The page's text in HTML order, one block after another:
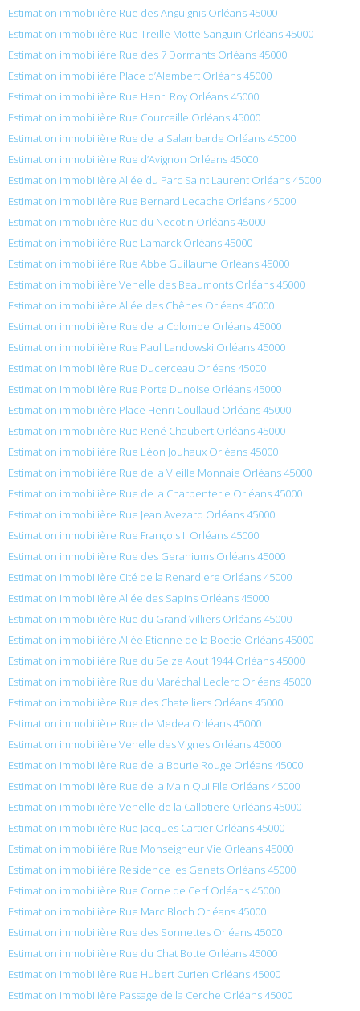
Estimation immobilière Rue des Anguignis Orléans 45000
Estimation immobilière Rue Treille Motte Sanguin Orléans 45000
Estimation immobilière Rue des 7 Dormants Orléans 45000
Estimation immobilière Place d’Alembert Orléans 45000
Estimation immobilière Rue Henri Roy Orléans 45000
Estimation immobilière Rue Courcaille Orléans 45000
Estimation immobilière Rue de la Salambarde Orléans 45000
Estimation immobilière Rue d’Avignon Orléans 45000
Estimation immobilière Allée du Parc Saint Laurent Orléans 45000
Estimation immobilière Rue Bernard Lecache Orléans 45000
Estimation immobilière Rue du Necotin Orléans 45000
Estimation immobilière Rue Lamarck Orléans 45000
Estimation immobilière Rue Abbe Guillaume Orléans 45000
Estimation immobilière Venelle des Beaumonts Orléans 45000
Estimation immobilière Allée des Chênes Orléans 45000
Estimation immobilière Rue de la Colombe Orléans 45000
Estimation immobilière Rue Paul Landowski Orléans 45000
Estimation immobilière Rue Ducerceau Orléans 45000
Estimation immobilière Rue Porte Dunoise Orléans 45000
Estimation immobilière Place Henri Coullaud Orléans 45000
Estimation immobilière Rue René Chaubert Orléans 45000
Estimation immobilière Rue Léon Jouhaux Orléans 45000
Estimation immobilière Rue de la Vieille Monnaie Orléans 45000
Estimation immobilière Rue de la Charpenterie Orléans 45000
Estimation immobilière Rue Jean Avezard Orléans 45000
Estimation immobilière Rue François Ii Orléans 45000
Estimation immobilière Rue des Geraniums Orléans 45000
Estimation immobilière Cité de la Renardiere Orléans 45000
Estimation immobilière Allée des Sapins Orléans 45000
Estimation immobilière Rue du Grand Villiers Orléans 45000
Estimation immobilière Allée Etienne de la Boetie Orléans 45000
Estimation immobilière Rue du Seize Aout 1944 Orléans 45000
Estimation immobilière Rue du Maréchal Leclerc Orléans 45000
Estimation immobilière Rue des Chatelliers Orléans 45000
Estimation immobilière Rue de Medea Orléans 45000
Estimation immobilière Venelle des Vignes Orléans 45000
Estimation immobilière Rue de la Bourie Rouge Orléans 45000
Estimation immobilière Rue de la Main Qui File Orléans 45000
Estimation immobilière Venelle de la Callotiere Orléans 45000
Estimation immobilière Rue Jacques Cartier Orléans 45000
Estimation immobilière Rue Monseigneur Vie Orléans 45000
Estimation immobilière Résidence les Genets Orléans 45000
Estimation immobilière Rue Corne de Cerf Orléans 45000
Estimation immobilière Rue Marc Bloch Orléans 45000
Estimation immobilière Rue des Sonnettes Orléans 45000
Estimation immobilière Rue du Chat Botte Orléans 45000
Estimation immobilière Rue Hubert Curien Orléans 45000
Estimation immobilière Passage de la Cerche Orléans 45000